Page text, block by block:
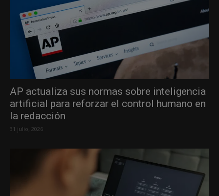
AP actualiza sus normas sobre inteligencia
artificial para reforzar el control humano en
la redacción
31 julio, 2026